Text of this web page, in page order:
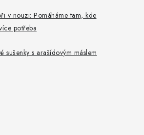
v nouzi: Pomáháme tam, kde
potřeba
sušenky s arašídovým máslem